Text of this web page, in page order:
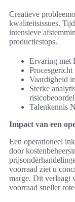
Creatieve
kwaliteitsissues.
intensieve
productiestops.
Ervaring met
Vaardigheid
Sterke
Talenkennis
Impact van een
Een operationeel
door
voorraad ziet u
marge. Dit verlaagt
voorraad sneller